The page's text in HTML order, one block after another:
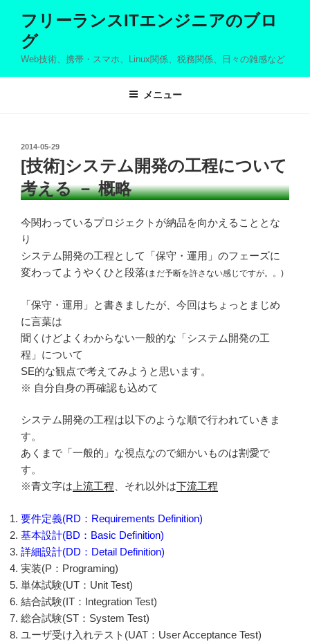
フリーランスITエンジニアのブロ
グ
Web技術、携帯・スマホ、Linux関係、税務関係、日々の雑感など
メニュー
投
稿
日:
2014-05-29
[技術]システム開発の工程について
考える － 概略
今関わっているプロジェクトが納品を向かえることとな
り
システム開発の工程として「保守・運用」のフェーズに
変わってようやくひと段落(まだ予断を許さない感じですが。。)
「保守・運用」と書きましたが、今回はちょっとまじめ
に言葉は
聞くけどよくわからない一般的な「システム開発の工
程」について
SE的な観点で考えてみようと思います。
※ 自分自身の再確認も込めて
システム開発の工程は以下のような順で行われていきま
す。
あくまで「一般的」な視点なので細かいものは割愛で
す。
※青文字は 上流工程 、それ以外は下流工程
要件定義(RD：Requirements Definition)
基本設計(BD：Basic Definition)
詳細設計(DD：Detail Definition)
実装(P：Programing)
単体試験(UT：Unit Test)
結合試験(IT：Integration Test)
総合試験(ST：System Test)
ユーザ受け入れテスト(UAT：User Acceptance Test)